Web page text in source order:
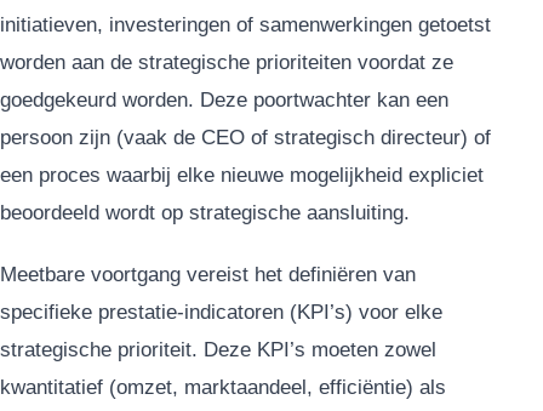
initiatieven, investeringen of samenwerkingen getoetst
worden aan de strategische prioriteiten voordat ze
goedgekeurd worden. Deze poortwachter kan een
persoon zijn (vaak de CEO of strategisch directeur) of
een proces waarbij elke nieuwe mogelijkheid expliciet
beoordeeld wordt op strategische aansluiting.
Meetbare voortgang vereist het definiëren van
specifieke prestatie-indicatoren (KPI’s) voor elke
strategische prioriteit. Deze KPI’s moeten zowel
kwantitatief (omzet, marktaandeel, efficiëntie) als